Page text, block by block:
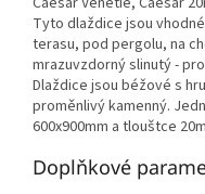
Tyto dlaždice jsou
terasu, pod pergolu, na
mrazuvzdorný slinutý -
Dlaždice jsou béžové s
proměnlivý kamenný.
600x900mm a tlouštce
Doplňkové